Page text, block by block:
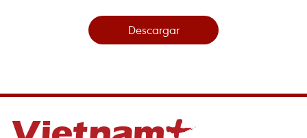
Descargar